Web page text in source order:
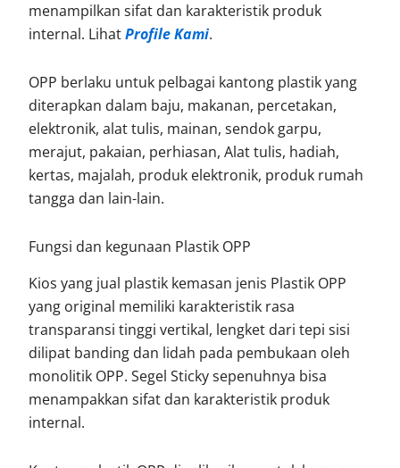
menampilkan sifat dan karakteristik produk
internal. LihatProfile Kami.
OPP berlaku untuk pelbagai kantong plastik yang
diterapkan dalam baju, makanan, percetakan,
elektronik, alat tulis, mainan, sendok garpu,
merajut, pakaian, perhiasan, Alat tulis, hadiah,
kertas, majalah, produk elektronik, produk rumah
tangga dan lain-lain.
Fungsi dan kegunaan Plastik OPP
Kios yang jual plastik kemasan jenis Plastik OPP
yang original memiliki karakteristik rasa
transparansi tinggi vertikal, lengket dari tepi sisi
dilipat banding dan lidah pada pembukaan oleh
monolitik OPP. Segel Sticky sepenuhnya bisa
menampakkan sifat dan karakteristik produk
internal.